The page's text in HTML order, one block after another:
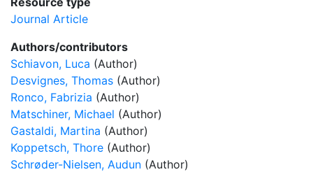
Journal Article
Authors/contributors
Schiavon, Luca (Author)
Desvignes, Thomas (Author)
Ronco, Fabrizia (Author)
Matschiner, Michael (Author)
Gastaldi, Martina (Author)
Koppetsch, Thore (Author)
Schrøder-Nielsen, Audun (Author)